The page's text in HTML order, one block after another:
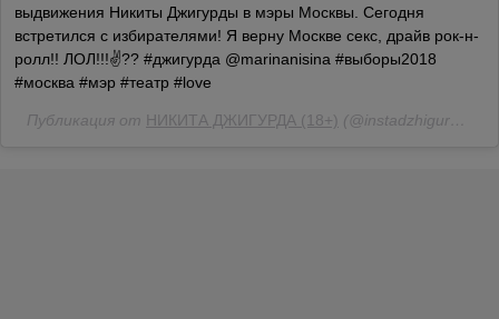
выдвижения Никиты Джигурды в мэры Москвы. Сегодня
встретился с избирателями! Я верну Москве секс, драйв рок-н-
ролл!! ЛОЛ!!!✌️?? #джигурда @marinanisina #выборы2018
#москва #мэр #театр #love
Публикация от НИКИТА ДЖИГУРДА (18+) (@instadzhigurda)